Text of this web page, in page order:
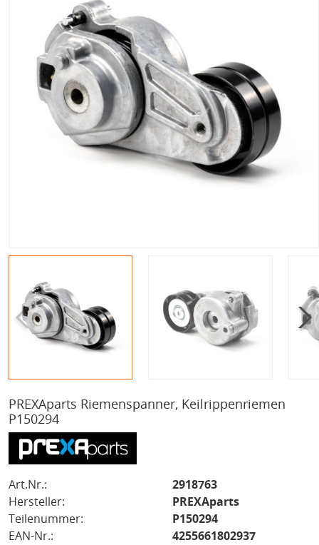
PREXAparts Riemenspanner, Keilrippenriemen
P150294
Art.Nr.:
2918763
Hersteller:
PREXAparts
Teilenummer:
P150294
EAN-Nr.:
4255661802937